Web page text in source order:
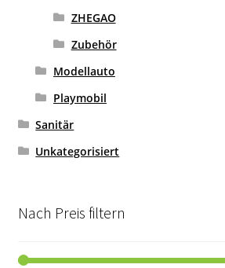
ZHEGAO
Zubehör
Modellauto
Playmobil
Sanitär
Unkategorisiert
Nach Preis filtern